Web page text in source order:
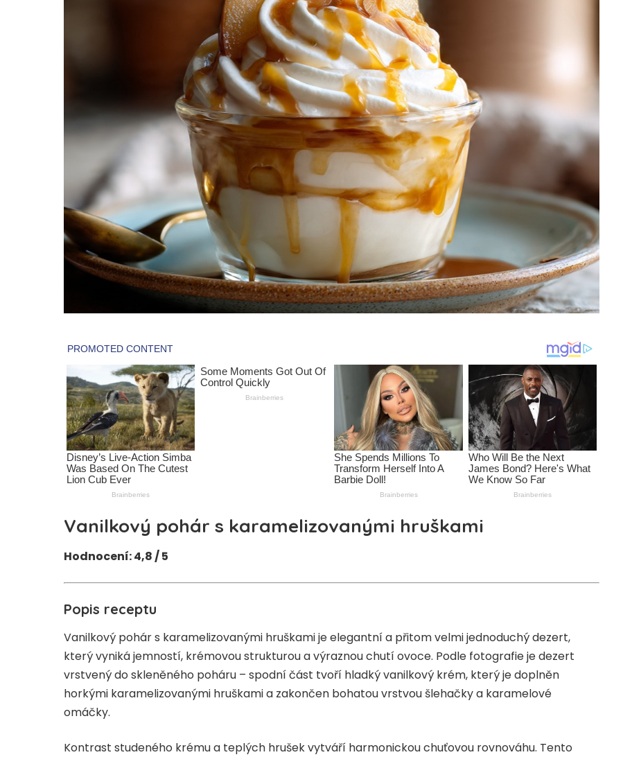
Vanilkový pohár s karamelizovanými hruškami
Hodnocení: 4,8 / 5
Popis receptu
Vanilkový pohár s karamelizovanými hruškami je elegantní a přitom velmi jednoduchý dezert,
který vyniká jemností, krémovou strukturou a výraznou chutí ovoce. Podle fotografie je dezert
vrstvený do skleněného poháru – spodní část tvoří hladký vanilkový krém, který je doplněn
horkými karamelizovanými hruškami a zakončen bohatou vrstvou šlehačky a karamelové
omáčky.
Kontrast studeného krému a teplých hrušek vytváří harmonickou chuťovou rovnováhu. Tento